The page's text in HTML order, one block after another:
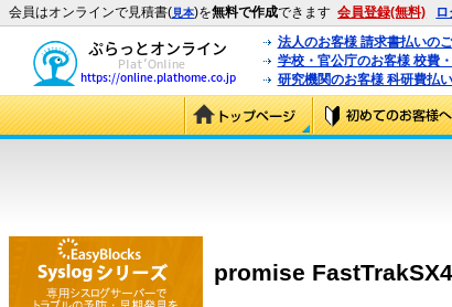
会員はオンラインで見積書(見本)を無料で作成できます 会員登録(無料)
法人のお客様 請求書払いの
学校・官公庁のお客様 校費
研究機関のお客様 科研費払
promise